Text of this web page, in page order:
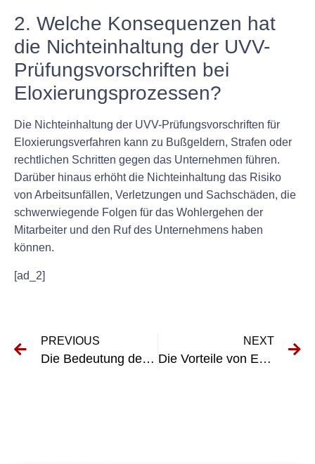
2. Welche Konsequenzen hat
die Nichteinhaltung der UVV-
Prüfungsvorschriften bei
Eloxierungsprozessen?
Die Nichteinhaltung der UVV-Prüfungsvorschriften für
Eloxierungsverfahren kann zu Bußgeldern, Strafen oder
rechtlichen Schritten gegen das Unternehmen führen.
Darüber hinaus erhöht die Nichteinhaltung das Risiko
von Arbeitsunfällen, Verletzungen und Sachschäden, die
schwerwiegende Folgen für das Wohlergehen der
Mitarbeiter und den Ruf des Unternehmens haben
können.
[ad_2]
PREVIOUS
Die Bedeutung der UVV-Prüfung in Porta Westfalica verstehen
NEXT
Die Vorteile von E-Check Galvanotechnik für effiziente Galvanisierungsprozesse